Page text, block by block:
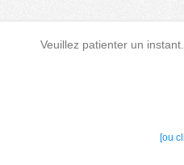
Veuillez patienter un
[ou